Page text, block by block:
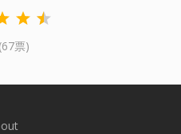
(67票)